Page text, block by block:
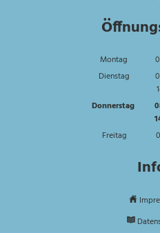
Montag
Dienstag
Donnerstag
Freitag